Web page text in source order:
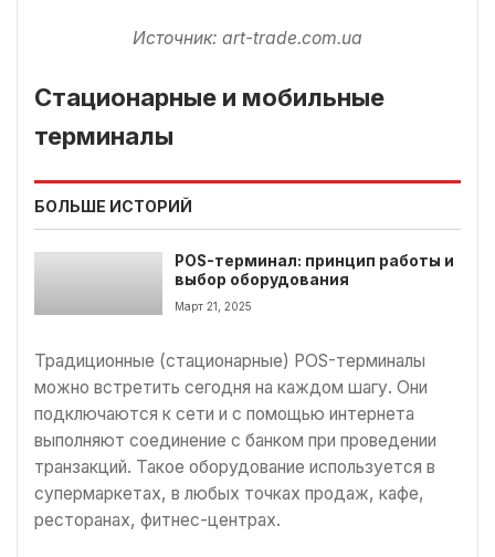
Источник: art-trade.com.ua
Стационарные и мобильные
терминалы
БОЛЬШЕ ИСТОРИЙ
POS-терминал: принцип работы и
выбор оборудования
Март 21, 2025
Традиционные (стационарные) POS-терминалы
можно встретить сегодня на каждом шагу. Они
подключаются к сети и с помощью интернета
выполняют соединение с банком при проведении
транзакций. Такое оборудование используется в
супермаркетах, в любых точках продаж, кафе,
ресторанах, фитнес-центрах.